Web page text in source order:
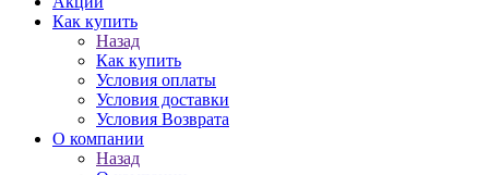
Как купить
Назад
Как купить
Условия оплаты
Условия доставки
Условия Возврата
О компании
Назад